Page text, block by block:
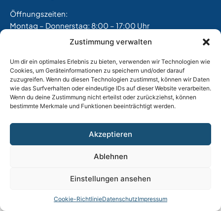
Zustimmung verwalten
Um dir ein optimales Erlebnis zu bieten, verwenden wir Technologien wie
Cookies, um Geräteinformationen zu speichern und/oder darauf
zuzugreifen. Wenn du diesen Technologien zustimmst, können wir Daten
wie das Surfverhalten oder eindeutige IDs auf dieser Website verarbeiten.
Wenn du deine Zustimmung nicht erteilst oder zurückziehst, können
bestimmte Merkmale und Funktionen beeinträchtigt werden.
Akzeptieren
Ablehnen
Einstellungen ansehen
Cookie-RichtlinieDatenschutzImpressum
Öffnungszeiten:
Montag – Donnerstag: 8:00 – 17:00 Uhr
Freitag: 8:00 – 15:00 Uhr
Impressum|Datenschutz | AGB|Widerrufsbelehrung
|Versand & Lieferung|Vertrag widerrufen